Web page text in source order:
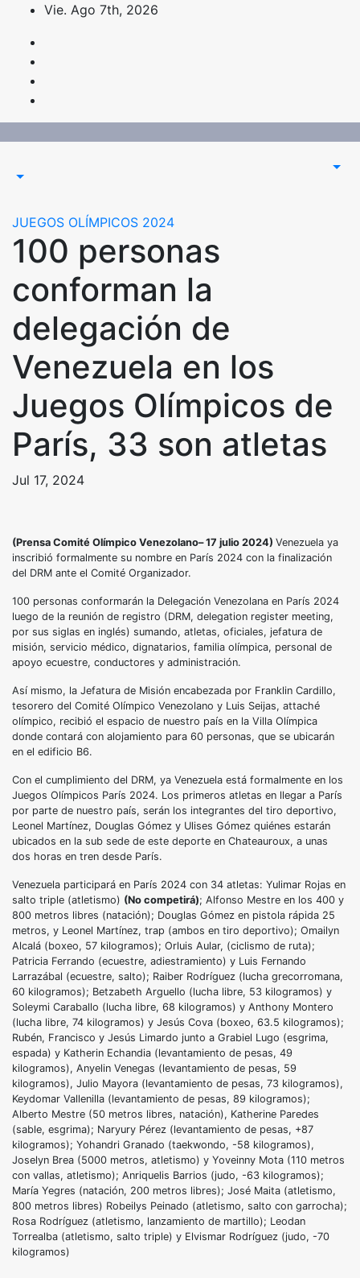
Saltar
contenido
Vie. Ago 7th, 2026
JUEGOS OLÍMPICOS 2024
100 personas
conforman la
delegación de
Venezuela en los
Juegos Olímpicos de
París, 33 son atletas
Jul 17, 2024
(Prensa Comité Olímpico Venezolano– 17 julio 2024) Venezuela ya
inscribió formalmente su nombre en París 2024 con la finalización
del DRM ante el Comité Organizador.
100 personas conformarán la Delegación Venezolana en París 2024
luego de la reunión de registro (DRM, delegation register meeting,
por sus siglas en inglés) sumando, atletas, oficiales, jefatura de
misión, servicio médico, dignatarios, familia olímpica, personal de
apoyo ecuestre, conductores y administración.
Así mismo, la Jefatura de Misión encabezada por Franklin Cardillo,
tesorero del Comité Olímpico Venezolano y Luis Seijas, attaché
olímpico, recibió el espacio de nuestro país en la Villa Olímpica
donde contará con alojamiento para 60 personas, que se ubicarán
en el edificio B6.
Con el cumplimiento del DRM, ya Venezuela está formalmente en los
Juegos Olímpicos París 2024. Los primeros atletas en llegar a París
por parte de nuestro país, serán los integrantes del tiro deportivo,
Leonel Martínez, Douglas Gómez y Ulises Gómez quiénes estarán
ubicados en la sub sede de este deporte en Chateauroux, a unas
dos horas en tren desde París.
Venezuela participará en París 2024 con 34 atletas: Yulimar Rojas en
salto triple (atletismo) (No competirá); Alfonso Mestre en los 400 y
800 metros libres (natación); Douglas Gómez en pistola rápida 25
metros, y Leonel Martínez, trap (ambos en tiro deportivo); Omailyn
Alcalá (boxeo, 57 kilogramos); Orluis Aular, (ciclismo de ruta);
Patricia Ferrando (ecuestre, adiestramiento) y Luis Fernando
Larrazábal (ecuestre, salto); Raiber Rodríguez (lucha grecorromana,
60 kilogramos); Betzabeth Arguello (lucha libre, 53 kilogramos) y
Soleymi Caraballo (lucha libre, 68 kilogramos) y Anthony Montero
(lucha libre, 74 kilogramos) y Jesús Cova (boxeo, 63.5 kilogramos);
Rubén, Francisco y Jesús Limardo junto a Grabiel Lugo (esgrima,
espada) y Katherin Echandia (levantamiento de pesas, 49
kilogramos), Anyelin Venegas (levantamiento de pesas, 59
kilogramos), Julio Mayora (levantamiento de pesas, 73 kilogramos),
Keydomar Vallenilla (levantamiento de pesas, 89 kilogramos);
Alberto Mestre (50 metros libres, natación), Katherine Paredes
(sable, esgrima); Naryury Pérez (levantamiento de pesas, +87
kilogramos); Yohandri Granado (taekwondo, -58 kilogramos),
Joselyn Brea (5000 metros, atletismo) y Yoveinny Mota (110 metros
con vallas, atletismo); Anriquelis Barrios (judo, -63 kilogramos);
María Yegres (natación, 200 metros libres); José Maita (atletismo,
800 metros libres) Robeilys Peinado (atletismo, salto con garrocha);
Rosa Rodríguez (atletismo, lanzamiento de martillo); Leodan
Torrealba (atletismo, salto triple) y Elvismar Rodríguez (judo, -70
kilogramos)